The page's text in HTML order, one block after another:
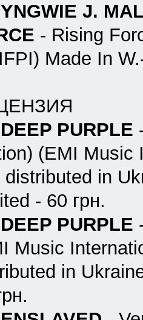
YNGWIE J.
- Rising
Made In
DEEP PURPLE
(EMI Music
distributed in
- 60 грн.
DEEP PURPLE
Music
in